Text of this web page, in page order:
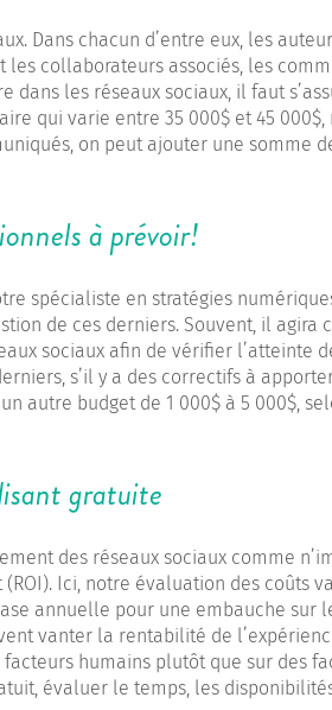
Dans chacun d’entre eux, les
collaborateurs associés, les
les réseaux sociaux, il faut
qui varie entre 35 000$ et 45
on peut ajouter une somme
à prévoir!
spécialiste en stratégies
de ces derniers. Souvent, il agira
sociaux afin de vérifier l’atteinte
s’il y a des correctifs à
autre budget de 1 000$ à 5 000$,
gratuite
des réseaux sociaux comme
Ici, notre évaluation des coûts
annuelle pour une embauche sur
vanter la rentabilité de
humains plutôt que sur des
évaluer le temps, les